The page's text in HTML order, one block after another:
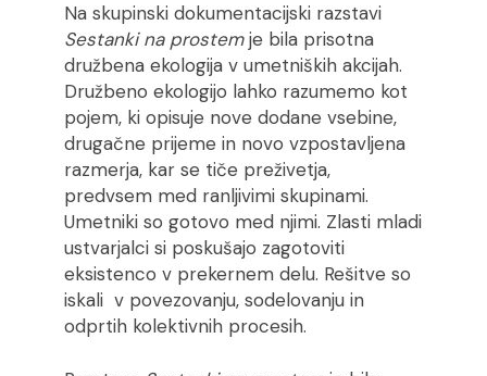
Na skupinski dokumentacijski razstavi
Sestanki na prostemje bila prisotna
družbena ekologija v umetniških akcijah.
Družbeno ekologijo lahko razumemo kot
pojem, ki opisuje nove dodane vsebine,
drugačne prijeme in novo vzpostavljena
razmerja, kar se tiče preživetja,
predvsem med ranljivimi skupinami.
Umetniki so gotovo med njimi. Zlasti mladi
ustvarjalci si poskušajo zagotoviti
eksistenco v prekernem delu. Rešitve so
iskali v povezovanju, sodelovanju in
odprtih kolektivnih procesih.